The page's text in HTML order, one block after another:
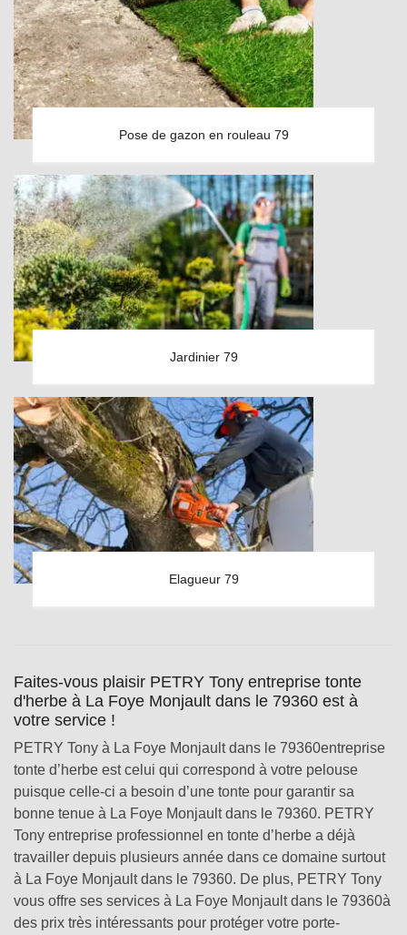
Pose de gazon en rouleau 79
Jardinier 79
Elagueur 79
Faites-vous plaisir PETRY Tony entreprise tonte
d'herbe à La Foye Monjault dans le 79360 est à
votre service !
PETRY Tony à La Foye Monjault dans le 79360entreprise
tonte d’herbe est celui qui correspond à votre pelouse
puisque celle-ci a besoin d’une tonte pour garantir sa
bonne tenue à La Foye Monjault dans le 79360. PETRY
Tony entreprise professionnel en tonte d’herbe a déjà
travailler depuis plusieurs année dans ce domaine surtout
à La Foye Monjault dans le 79360. De plus, PETRY Tony
vous offre ses services à La Foye Monjault dans le 79360à
des prix très intéressants pour protéger votre porte-